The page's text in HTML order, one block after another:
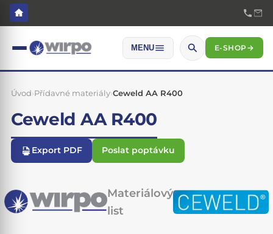
MENU E-SHOP→
Úvod›Přídavné materiály›Ceweld AA R400
Ceweld AA R400
Export PDF Poslat poptávku
Materiálový
list